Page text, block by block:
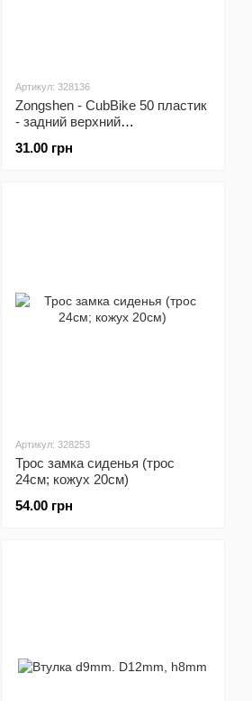
Артикул: 328136
Zongshen - CubBike 50 пластик
- задний верхний
31.00 грн
Артикул: 328253
Трос замка сиденья (трос
24см; кожух 20см)
54.00 грн